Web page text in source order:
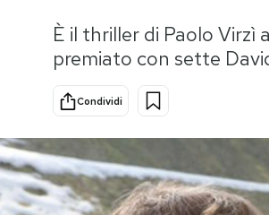
Storie/Idee
Ok Boomer!
Altrecose
Mondiali calcio 2026
È il thriller di Paolo
premiato con sette
Condividi